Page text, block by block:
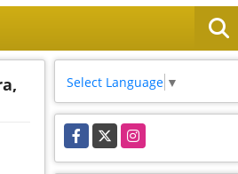
Select Language ▼
Facebook
X Instagram